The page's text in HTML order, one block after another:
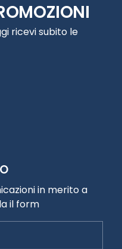
ricevi subito le
in merito a
il form